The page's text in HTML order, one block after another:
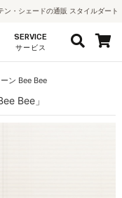
・シェードの通販 スタイルダート
SERVICE
サービス
ン Bee Bee
Bee」